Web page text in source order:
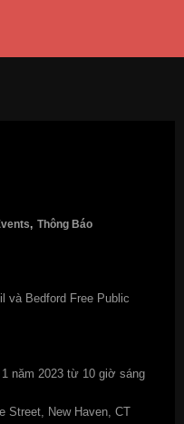
, Thông Báo
và Bedford Free Public
năm 2023 từ 10 giờ sáng
Street, New Haven, CT